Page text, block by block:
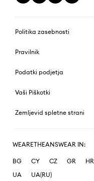
Politika zasebnosti
Pravilnik
Podatki podjetja
Vaši Piškotki
Zemljevid spletne strani
WEARETHEANSWEAR IN:
BG CY CZ GR HR
UA
UA(RU)